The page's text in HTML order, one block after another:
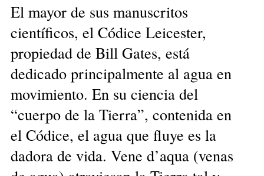
El mayor de sus manuscritos
científicos, el Códice Leicester,
propiedad de Bill Gates, está
dedicado principalmente al agua en
movimiento. En su ciencia del
“cuerpo de la Tierra”, contenida en
el Códice, el agua que fluye es la
dadora de vida. Vene d’aqua (venas